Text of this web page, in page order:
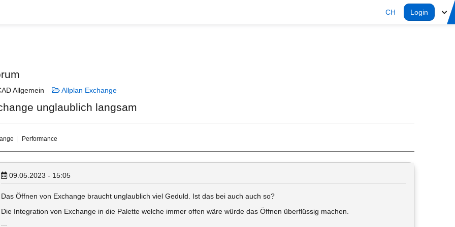
CH Login
Allgemein Allplan Exchange
unglaublich langsam
Performance
09.05.2023 - 15:05
Das Öffnen von Exchange braucht unglaublich viel Geduld. Ist das bei auch auch so?
Die Integration von Exchange in die Palette welche immer offen wäre würde das Öffnen überflüssig machen.